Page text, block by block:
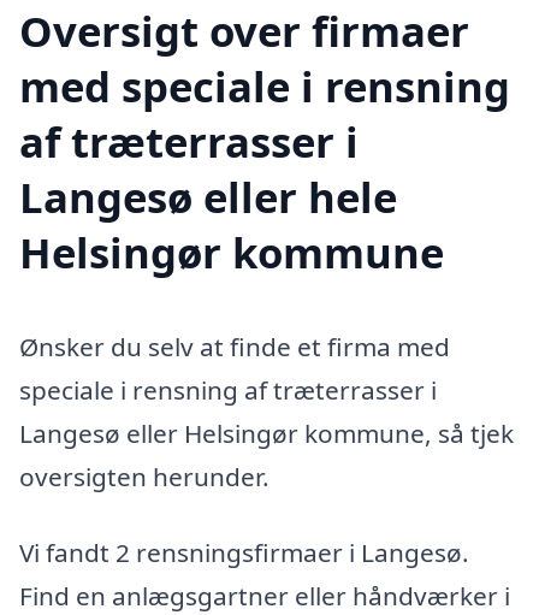
Oversigt over firmaer
med speciale i rensning
af træterrasser i
Langesø eller hele
Helsingør kommune
Ønsker du selv at finde et firma med
speciale i rensning af træterrasser i
Langesø eller Helsingør kommune, så tjek
oversigten herunder.
Vi fandt 2 rensningsfirmaer i Langesø.
Find en anlægsgartner eller håndværker i